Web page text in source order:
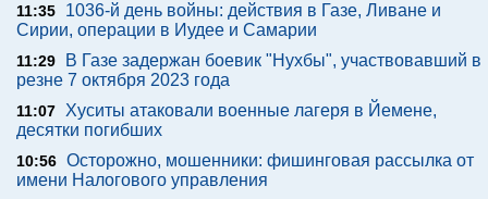
11:35
1036-й день войны: действия в Газе, Ливане и
Сирии, операции в Иудее и Самарии
11:29
В Газе задержан боевик "Нухбы", участвовавший в
резне 7 октября 2023 года
11:07
Хуситы атаковали военные лагеря в Йемене,
десятки погибших
10:56 Осторожно, мошенники: фишинговая рассылка от
имени Налогового управления